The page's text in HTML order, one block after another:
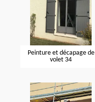
Peinture et décapage de
volet 34